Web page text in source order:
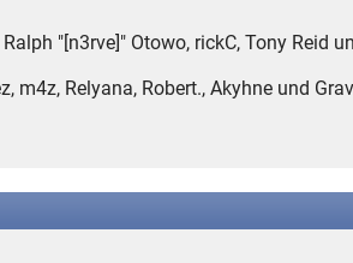
"[n3rve]" Otowo, rickC, Tony Reid
m4z, Relyana, Robert., Akyhne und